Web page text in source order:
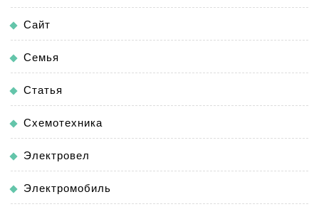
Сайт
Семья
Статья
Схемотехника
Электровел
Электромобиль